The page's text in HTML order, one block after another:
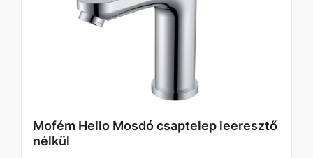
Mofém Hello Mosdó csaptelep leeresztő
nélkül